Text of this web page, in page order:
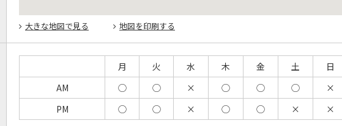
大きな地図で見る 地図を印刷する
月 火 水 木 金 土
日
AM
◯ ◯ × ◯ ◯ ◯
×
PM
◯ ◯ × ◯ ◯ ×
×